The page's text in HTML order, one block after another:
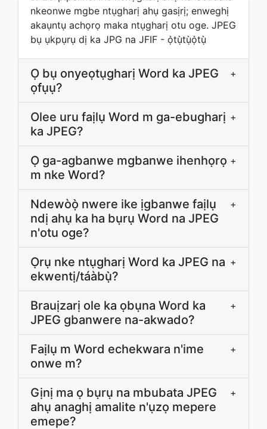
nkeonwe mgbe ntụgharị ahụ gasịrị; enweghị
akaụntụ achọrọ maka ntụgharị otu oge. JPEG
bụ ụkpụrụ dị ka JPG na JFIF - ọ̀tụ̀tụ̀ọ̀tụ̀
Ọ bụ onyeọtụgharị Word ka JPEG
ọfụụ?
+
Olee uru faịlụ Word m ga-ebugharị
ka JPEG?
+
Ọ ga-agbanwe mgbanwe ihenhọrọ
m nke Word?
+
Ndewòọ̀ nwere ike ịgbanwe faịlụ
ndị ahụ ka ha bụrụ Word na JPEG
n'otu oge?
+
Ọrụ nke ntụgharị Word ka JPEG na
ekwentị/táàbụ̀?
+
Brauịzarị ole ka ọbụna Word ka
JPEG gbanwere na-akwado?
+
Faịlụ m Word echekwara n'ime
onwe m?
+
Gịnị ma ọ bụrụ na mbubata JPEG
ahụ anaghị amalite n'ụzọ mepere
emepe?
+